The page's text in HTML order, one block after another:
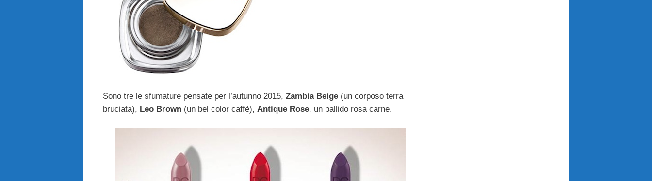
Sono tre le sfumature pensate per l’autunno 2015, Zambia Beige (un corposo terra
bruciata), Leo Brown (un bel color caffè), Antique Rose, un pallido rosa carne.